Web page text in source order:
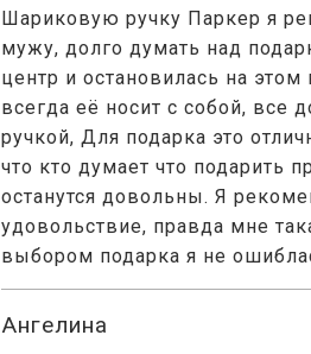
Шариковую ручку Паркер я
мужу, долго думать над
центр и остановилась на
всегда её носит с собой, все
ручкой, Для подарка это
что кто думает что подарить
останутся довольны. Я
удовольствие, правда мне
выбором подарка я не
Ангелина